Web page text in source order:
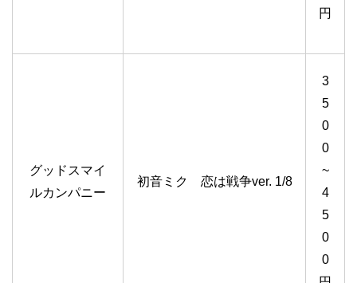
円
グッドスマイ
ルカンパニー
初音ミク 恋は戦争ver. 1/8
3
5
0
0
~
4
5
0
0